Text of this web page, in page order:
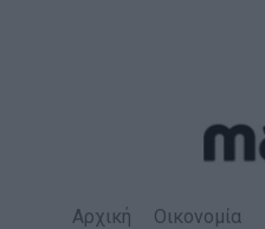
Αρχική Οικονομία